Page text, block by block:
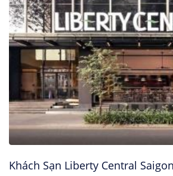
Khách Sạn Liberty Central